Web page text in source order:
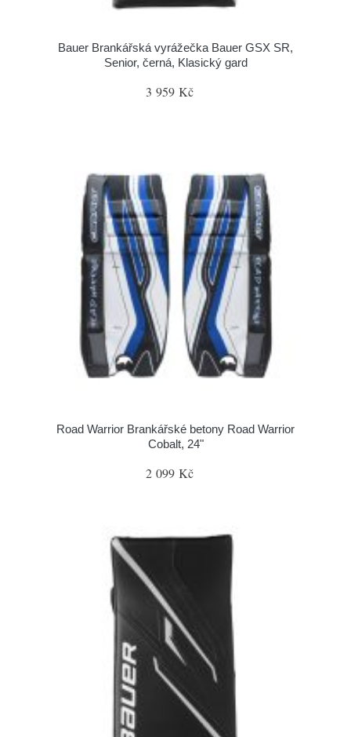
Bauer Brankářská vyrážečka Bauer GSX SR,
Senior, černá, Klasický gard
3 959 Kč
Road Warrior Brankářské betony Road Warrior
Cobalt, 24"
2 099 Kč